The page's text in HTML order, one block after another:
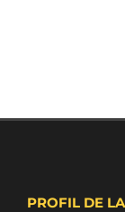
PROFIL DE